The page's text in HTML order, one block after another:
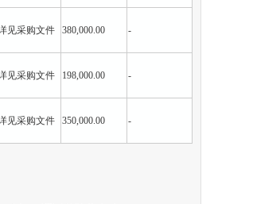
见采购文件 380,000.00 -
见采购文件 198,000.00 -
见采购文件 350,000.00 -